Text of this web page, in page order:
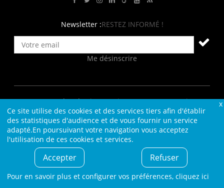
Ce site utilise des cookies et des services tiers afin d'établir
des statistiques d'audience et de vous fournir un service
adapté.En poursuivant votre navigation vous acceptez
l'utilisation de ces cookies et services.
Accepter Refuser
Pour en savoir plus et configurer vos préférences, cliquez ici
Newsletter :RESTEZ INFORMÉ !
Me désinscrire
Contact Plan du site Qui sommes-nous ?
Liens
Charte L4M
Conditions Générales
Cookies et confidentialité
Informations légales
© L4M - 2004-2026 -Tous droits réservés